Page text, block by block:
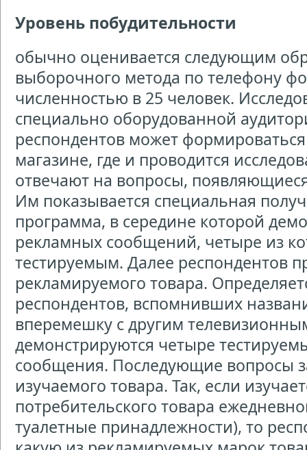
Уровень побудительности
обычно оценивается следующим
выборочного метода по телефону
численностью в 25 человек.
специально оборудованной
респондентов может
магазине, где и проводится
отвечают на вопросы,
Им показывается специальная
программа, в середине которой
рекламных сообщений, четыре из
тестируемым. Далее респондентов
рекламируемого товара.
респондентов, вспомнивших
вперемешку с другим
демонстрируются четыре
сообщения. Последующие вопросы
изучаемого товара. Так, если
потребительского товара
туалетные принадлежности), то